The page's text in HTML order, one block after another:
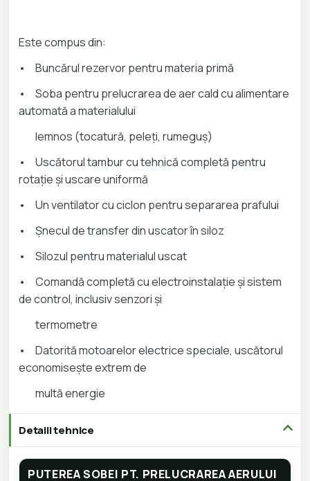
Este compus din:
•
Buncărul rezervor pentru materia primă
•
Soba pentru prelucrarea de aer cald cu alimentare
automată a materialului
lemnos (tocatură, peleți, rumeguș)
•
Uscătorul tambur cu tehnică completă pentru
rotație și uscare uniformă
•
Un ventilator cu ciclon pentru separarea prafului
•
Șnecul de transfer din uscator în siloz
•
Silozul pentru materialul uscat
•
Comandă completă cu electroinstalație și sistem
de control, inclusiv senzori și
termometre
•
Datorită motoarelor electrice speciale, uscătorul
economisește extrem de
multă energie
Detalii tehnice
PUTEREA SOBEI PT. PRELUCRAREA AERULUI